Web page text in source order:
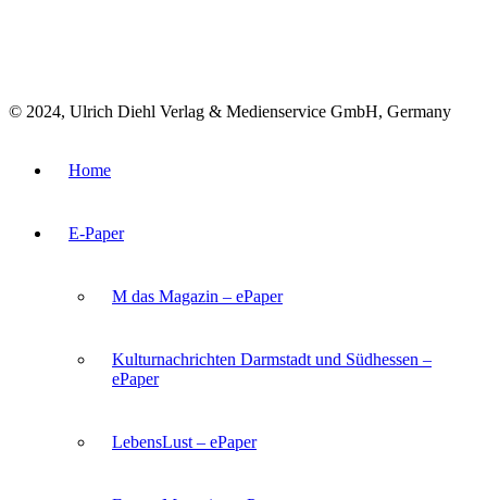
© 2024, Ulrich Diehl Verlag & Medienservice GmbH, Germany
Home
E-Paper
M das Magazin – ePaper
Kulturnachrichten Darmstadt und Südhessen –
ePaper
LebensLust – ePaper